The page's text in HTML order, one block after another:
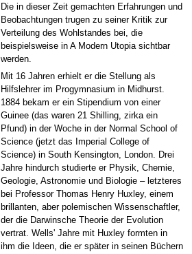
Die in dieser Zeit gemachten Erfahrungen und
Beobachtungen trugen zu seiner Kritik zur
Verteilung des Wohlstandes bei, die
beispielsweise in A Modern Utopia sichtbar
werden.
Mit 16 Jahren erhielt er die Stellung als
Hilfslehrer im Progymnasium in Midhurst.
1884 bekam er ein Stipendium von einer
Guinee (das waren 21 Shilling, zirka ein
Pfund) in der Woche in der Normal School of
Science (jetzt das Imperial College of
Science) in South Kensington, London. Drei
Jahre hindurch studierte er Physik, Chemie,
Geologie, Astronomie und Biologie – letzteres
bei Professor Thomas Henry Huxley, einem
brillanten, aber polemischen Wissenschaftler,
der die Darwinsche Theorie der Evolution
vertrat. Wells' Jahre mit Huxley formten in
ihm die Ideen, die er später in seinen Büchern